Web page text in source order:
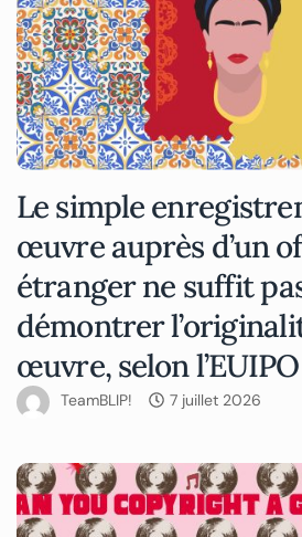
Le simple
œuvre auprès d’un
étranger ne suffit
démontrer
œuvre, selon l’EUIPO
TeamBLIP! 7 juillet 2026